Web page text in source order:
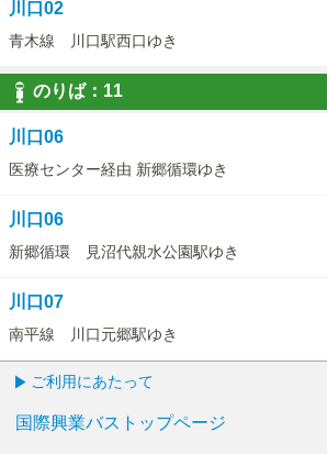
川口02
青木線 川口駅西口ゆき
のりば： 11
11
川口06
医療センター経由 新郷循環ゆき
川口06
新郷循環 見沼代親水公園駅ゆき
川口07
南平線 川口元郷駅ゆき
ご利用にあたって
国際興業バストップページ